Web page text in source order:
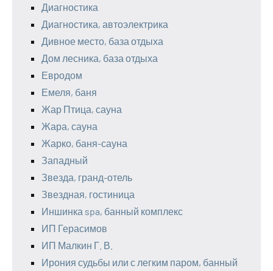
Диагностика
Диагностика, автоэлектрика
Дивное место, база отдыха
Дом лесника, база отдыха
Евродом
Емеля, баня
Жар Птица, сауна
Жара, сауна
Жарко, баня-сауна
Западный
Звезда, гранд-отель
Звездная, гостиница
Иншинка spa, банный комплекс
ИП Герасимов
ИП Малкин Г. В.
Ирония судьбы или с легким паром, банный